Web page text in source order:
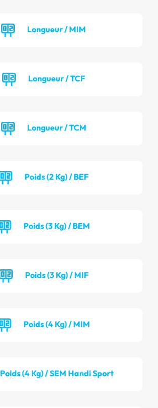
Longueur / MIM
Longueur / TCF
Longueur / TCM
Poids (2 Kg) / BEF
Poids (3 Kg) / BEM
Poids (3 Kg) / MIF
Poids (4 Kg) / MIM
Poids (4 Kg) / SEM Handi Sport